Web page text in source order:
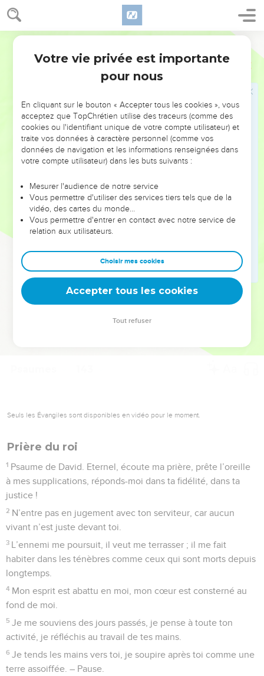
NE MANQUEZ PAS L’ÉVÉNEMENT
DE L’ANNÉE !
ET SI LEURS ERREURS POUVAIENT VOUS ÉVITER LES
VOTRES ?
leur foi ou leur vision. Mais on voit moins les doutes, les erreurs
et les saisons difficiles qu'ils ont traversés, alors même que ce
sont elles qui les ont façonnés.
Dans cette conférence, leaders, entrepreneurs, et responsables
clés pour avancer avec plus de sagesse afin que leurs erreurs
deviennent vos tremplins. Que vous guidiez un ministère, une
équipe, un groupe ou une famille, leur expérience est faite
Seuls les Évangiles sont disponibles en vidéo pour le moment.
Prière du roi
1 Psaume de David. Eternel, écoute ma prière, prête l’oreille
à mes supplications, réponds-moi dans ta fidélité, dans ta
justice !
2 N’entre pas en jugement avec ton serviteur, car aucun
vivant n’est juste devant toi.
3 L’ennemi me poursuit, il veut me terrasser ; il me fait
habiter dans les ténèbres comme ceux qui sont morts depuis
longtemps.
4 Mon esprit est abattu en moi, mon cœur est consterné au
fond de moi.
5 Je me souviens des jours passés, je pense à toute ton
activité, je réfléchis au travail de tes mains.
6 Je tends les mains vers toi, je soupire après toi comme une
terre assoiffée. – Pause.
Votre vie privée est importante
pour nous
En cliquant sur le bouton « Accepter tous les cookies », vous
acceptez que TopChrétien utilise des traceurs (comme des
cookies ou l'identifiant unique de votre compte utilisateur) et
traite vos données à caractère personnel (comme vos
données de navigation et les informations renseignées dans
votre compte utilisateur) dans les buts suivants :
Mesurer l'audience de notre service
Vous permettre d'utiliser des services tiers tels que de la
vidéo, des cartes du monde…
Vous permettre d'entrer en contact avec notre service de
relation aux utilisateurs.
Choisir mes cookies
Accepter tous les cookies
Tout refuser